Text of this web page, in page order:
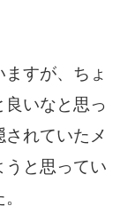
すが、ちょ
いなと思っ
れていたメ
うと思ってい